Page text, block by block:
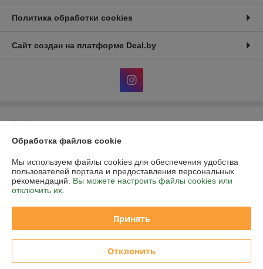
Политика обработки cookies
Сайт создан на платформе Deal.by
Информация для покупателя
Юридическое лицо:Общество с ограниченной ответственностью
Республика Беларусь, 220015, г. Минск, ул. Пономаренко, дом 35А,
помещение 208.
Регистрационный номер ЕГР: 193722361
УНП: 193722361
Регистрационный орган: Мингорисполком
Дата регистрации компании: 14.11.2023
Ссылка на свидетельство/лицензию
Обработка файлов cookie
Мы используем файлы cookies для обеспечения удобства
пользователей портала и предоставления персональных
рекомендаций. Вы можете настроить файлы cookies или
отключить их.
Принять
Отклонить